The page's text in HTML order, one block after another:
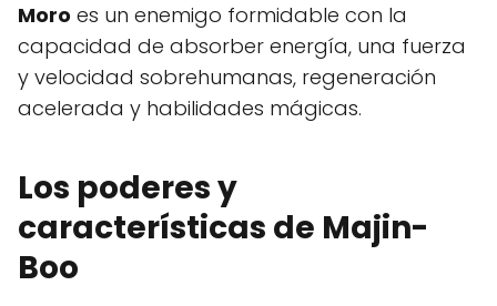
Moro es un enemigo formidable con la
capacidad de absorber energía, una fuerza
y velocidad sobrehumanas, regeneración
acelerada y habilidades mágicas.
Los poderes y
características de Majin-
Boo